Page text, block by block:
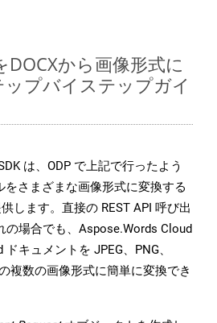
DOCXから画像形式に
プバイステップガイ
は、ODP で上記で行ったよう
をさまざまな画像形式に変換する
します。直接の REST API 呼び出
の場合でも、Aspose.Words Cloud
キュメントを JPEG、PNG、
複数の画像形式に簡単に変換でき